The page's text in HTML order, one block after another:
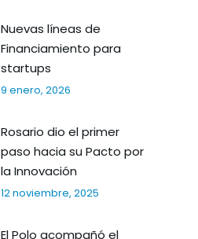
Nuevas líneas de
Financiamiento para
startups
9 enero, 2026
Rosario dio el primer
paso hacia su Pacto por
la Innovación
12 noviembre, 2025
El Polo acompañó el